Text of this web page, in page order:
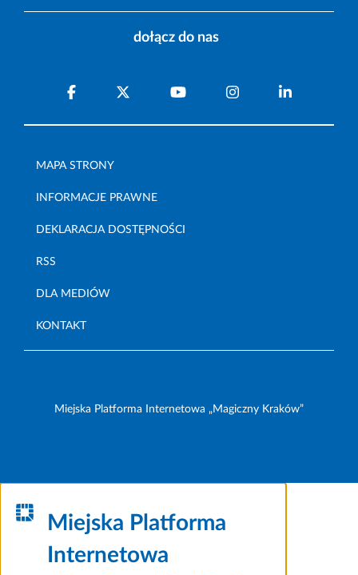
dołącz do nas
MAPA STRONY
INFORMACJE PRAWNE
DEKLARACJA DOSTĘPNOŚCI
RSS
DLA MEDIÓW
KONTAKT
Miejska Platforma Internetowa „Magiczny Kraków”
Miejska Platforma
Internetowa